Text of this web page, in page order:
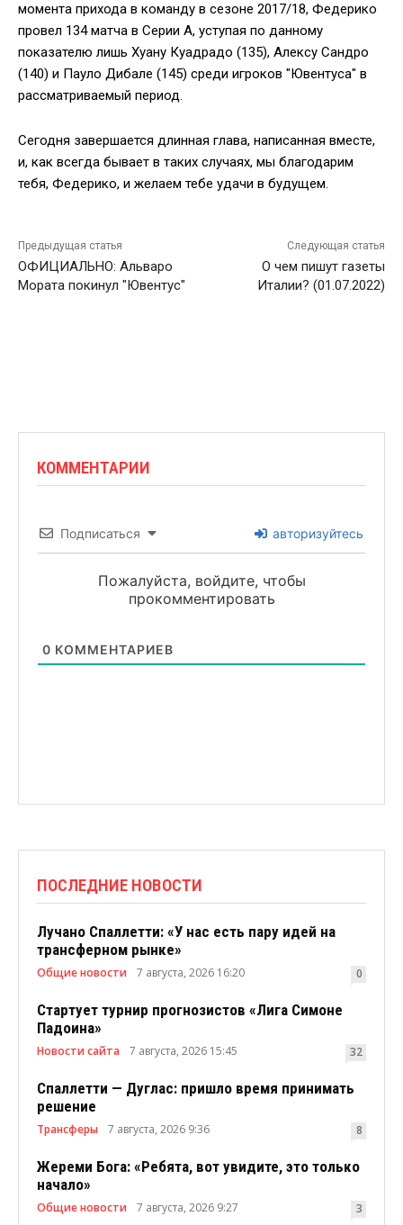
момента прихода в команду в сезоне 2017/18, Федерико
провел 134 матча в Серии А, уступая по данному
показателю лишь Хуану Куадрадо (135), Алексу Сандро
(140) и Пауло Дибале (145) среди игроков "Ювентуса" в
рассматриваемый период.
Сегодня завершается длинная глава, написанная вместе,
и, как всегда бывает в таких случаях, мы благодарим
тебя, Федерико, и желаем тебе удачи в будущем.
Предыдущая статья
ОФИЦИАЛЬНО: Альваро
Мората покинул "Ювентус"
Следующая статья
О чем пишут газеты
Италии? (01.07.2022)
КОММЕНТАРИИ
Подписаться авторизуйтесь
Пожалуйста, войдите, чтобы
прокомментировать
0 КОММЕНТАРИЕВ
ПОСЛЕДНИЕ НОВОСТИ
Лучано Спаллетти: «У нас есть пару идей на
трансферном рынке»
Общие новости 7 августа, 2026 16:20 0
Стартует турнир прогнозистов «Лига Симоне
Падоина»
Новости сайта 7 августа, 2026 15:45 32
Спаллетти — Дуглас: пришло время принимать
решение
Трансферы 7 августа, 2026 9:36 8
Жереми Бога: «Ребята, вот увидите, это только
начало»
Общие новости 7 августа, 2026 9:27 3